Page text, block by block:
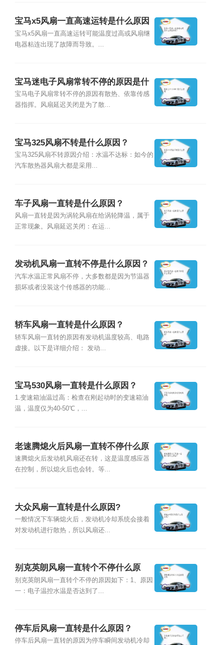
宝马x5风扇一直高速运转是什么原因
导致？
宝马x5风扇一直高速运转可能温度过高或风扇继
电器粘连出现了故障而导致。...
宝马迷电子风扇常转不停的原因是什
么？
宝马电子风扇常转不停的原因有散热、依靠传感
器指挥。风扇延迟关闭是为了散...
宝马325风扇不转是什么原因？
宝马325风扇不转原因介绍：水温不达标：如今的
汽车散热器风扇大都是采用...
车子风扇一直转是什么原因？
风扇一直转是因为涡轮风扇在给涡轮降温，属于
正常现象。风扇延迟关闭：在运...
发动机风扇一直转不停是什么原因？
汽车水温正常风扇不停，大多数都是因为节温器
损坏或者没装这个传感器的功能...
轿车风扇一直转是什么原因？
轿车风扇一直转的原因有发动机温度较高、电路
虚接。以下是详细介绍： 发动...
宝马530风扇一直转是什么原因？
1.变速箱油温过高：检查在刚起动时的变速箱油
温，温度仅为40-50℃，...
老速腾熄火后风扇一直转不停什么原
因？
速腾熄火后发动机风扇还在转，这是温度感应器
在控制，所以熄火后也会转。等...
大众风扇一直转是什么原因?
一般情况下车辆熄火后，发动机冷却系统会接着
对发动机进行散热，所以风扇还...
别克英朗风扇一直转个不停什么原
因？
别克英朗风扇一直转个不停的原因如下：1、原因
一：电子温控水温是否达到了...
停车后风扇一直转是什么原因？
停车后风扇一直转的原因为停车瞬间发动机冷却